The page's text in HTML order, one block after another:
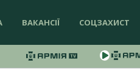
ВАКАНСІЇ СОЦЗАХИСТ